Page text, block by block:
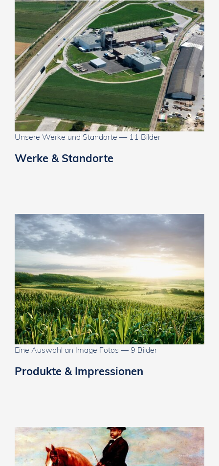
Unsere Werke und Standorte — 11 Bilder
Werke & Standorte
Eine Auswahl an Image Fotos — 9 Bilder
Produkte & Impressionen